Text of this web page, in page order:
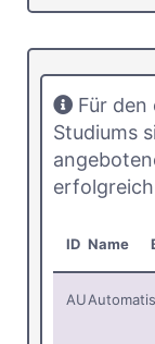
Für den
Studiums
ID Name
AU